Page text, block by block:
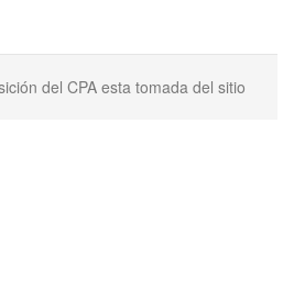
del CPA esta tomada del sitio